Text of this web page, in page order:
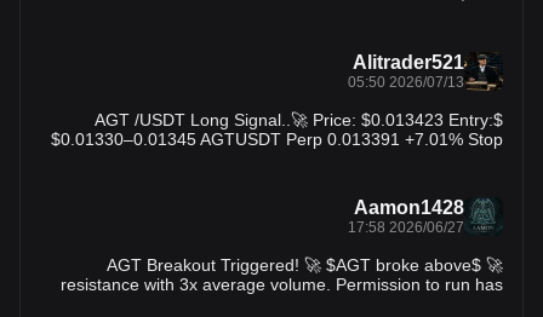
Alitrader521
2026/07/13 05:50
$AGT /USDT Long Signal..🚀 Price: $0.013423 Entry:
$0.01330–0.01345 AGTUSDT Perp 0.013391 +7.01% Stop
recovery from $0.01219. Holding above $0.01330 keeps
buyers in control. A breakout above $0.01358 could trigger
fresh momentum toward $0.01410 and $0.01480. Rising
trading volume supports the bullish outlook, though some
profit-taking may occur near resistance. $AGT
Aamon1428
2026/06/27 17:58
🚀 $AGT Breakout Triggered! 🚀 $AGT broke above
resistance with 3x average volume. Permission to run has